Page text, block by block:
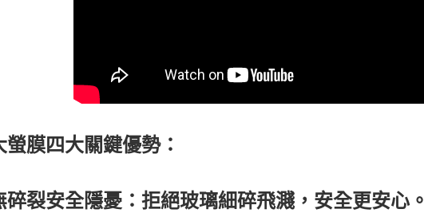
螢膜四大關鍵優勢：
碎裂安全隱憂：拒絕玻璃細碎飛濺，安全更安心。